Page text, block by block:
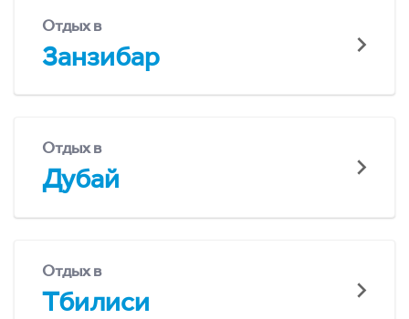
Отдых в
Занзибар
Отдых в
Дубай
Отдых в
Тбилиси